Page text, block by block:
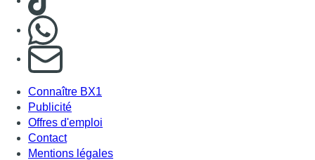
S'abonner à notre newsletter
Connaître BX1
Publicité
Offres d'emploi
Contact
Mentions légales